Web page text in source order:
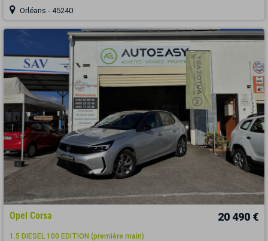
Orléans - 45240
Opel Corsa 20 490 €
1.5 DIESEL 100 EDITION (première main)